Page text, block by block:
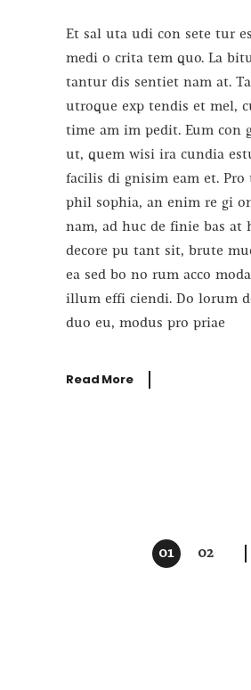
Et sal uta udi con sete tur
medi o crita tem quo. La
tantur dis sentiet nam at.
utroque exp tendis et mel,
time am im pedit. Eum con
ut, quem wisi ira cundia
facilis di gnisim eam et. Pro
phil sophia, an enim re gi
nam, ad huc de finie bas at
decore pu tant sit, brute
ea sed bo no rum acco
illum effi ciendi. Do lorum
duo eu, modus pro priae
Read More
01 02